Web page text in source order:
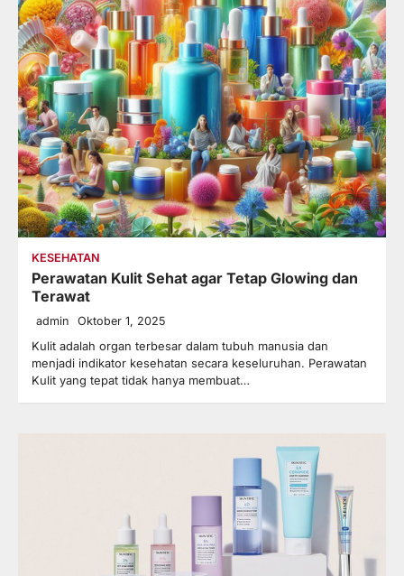
KESEHATAN
Perawatan Kulit Sehat agar Tetap Glowing dan
Terawat
admin Oktober 1, 2025
Kulit adalah organ terbesar dalam tubuh manusia dan
menjadi indikator kesehatan secara keseluruhan. Perawatan
Kulit yang tepat tidak hanya membuat…